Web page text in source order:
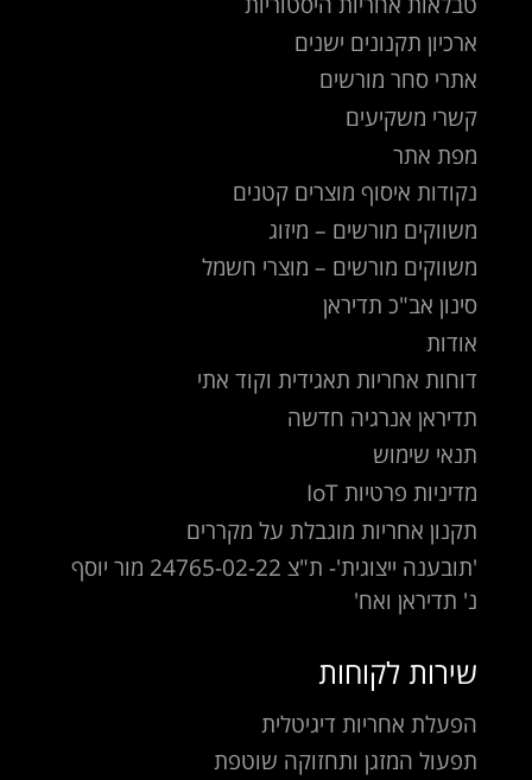
ארכיון תקנונים ישנים
אתרי סחר מורשים
קשרי משקיעים
מפת אתר
נקודות איסוף מוצרים קטנים
משווקים מורשים – מיזוג
משווקים מורשים – מוצרי חשמל
סינון אב"כ תדיראן
אודות
דוחות אחריות תאגידית וקוד אתי
תדיראן אנרגיה חדשה
תנאי שימוש
מדיניות פרטיות IoT
תקנון אחריות מוגבלת על מקררים
'תובענה ייצוגית'- ת"צ 24765-02-22 מור יוסף
נ' תדיראן ואח'
שירות לקוחות
הפעלת אחריות דיגיטלית
תפעול המזגן ותחזוקה שוטפת